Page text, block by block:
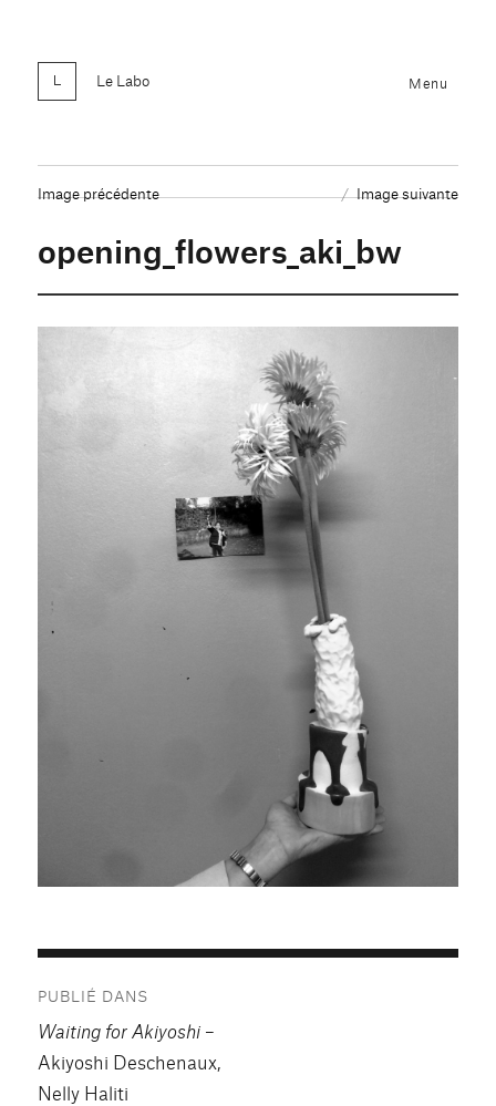
Le Labo Menu
Image précédente Image suivante
opening_flowers_aki_bw
de
l’article
PUBLIÉ DANS
Waiting for Akiyoshi –
Akiyoshi Deschenaux,
Nelly Haliti